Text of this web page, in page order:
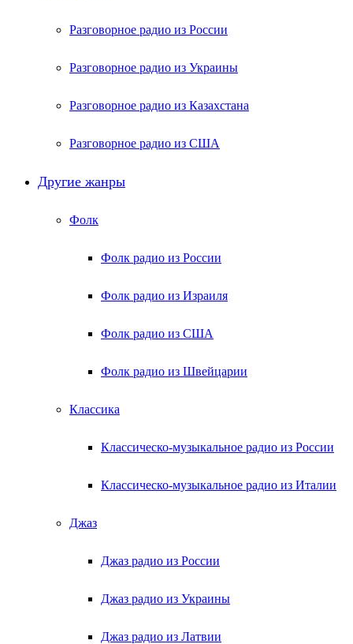
Разговорное радио из России
Разговорное радио из Украины
Разговорное радио из Казахстана
Разговорное радио из США
Другие жанры
Фолк
Фолк радио из России
Фолк радио из Израиля
Фолк радио из США
Фолк радио из Швейцарии
Классика
Классическо-музыкальное радио из России
Классическо-музыкальное радио из Италии
Джаз
Джаз радио из России
Джаз радио из Украины
Джаз радио из Латвии